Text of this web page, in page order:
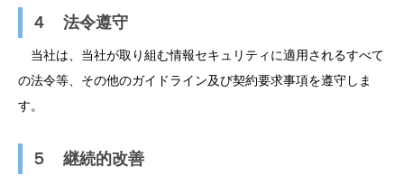
４ 法令遵守
当社は、当社が取り組む情報セキュリティに適用されるすべて
の法令等、その他のガイドライン及び契約要求事項を遵守しま
す。
５ 継続的改善